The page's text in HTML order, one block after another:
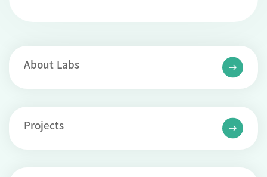
About Labs
Projects